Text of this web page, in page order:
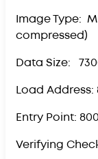
Image Type:
compressed)
Data Size:
Load Address:
Entry Point:
Verifying